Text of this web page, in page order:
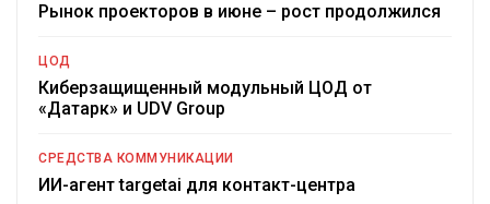
Рынок проекторов в июне – рост продолжился
ЦОД
Киберзащищенный модульный ЦОД от
«Датарк» и UDV Group
СРЕДСТВА КОММУНИКАЦИИ
ИИ-агент targetai для контакт-центра